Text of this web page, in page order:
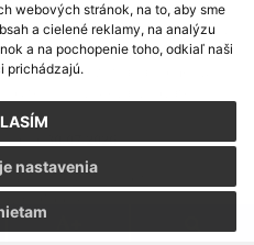
webových stránok, na to, aby sme
a cielené reklamy, na analýzu
a na pochopenie toho, odkiaľ naši
prichádzajú.
nastavenia
informácií s využitím RSS
2,Mapa stránok,web portál
,domény,registrácia domény
30.07.2026
o prístupnosti